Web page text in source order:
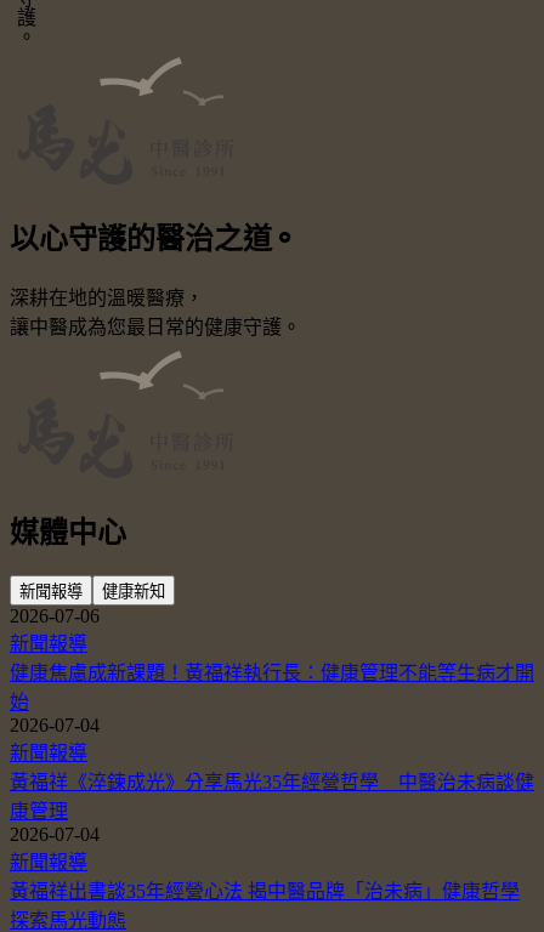
以心守護的醫治之道 ⚬
深耕在地的溫暖醫療，
讓中醫成為您最日常的健康守護。
媒體中心
新聞報導 健康新知
2026-07-06
新聞報導
健康焦慮成新課題！黃福祥執行長：健康管理不能等生病才開
始
2026-07-04
新聞報導
黃福祥《淬鍊成光》分享馬光35年經營哲學 中醫治未病談健
康管理
2026-07-04
新聞報導
黃福祥出書談35年經營心法 揭中醫品牌「治未病」健康哲學
探索馬光動態